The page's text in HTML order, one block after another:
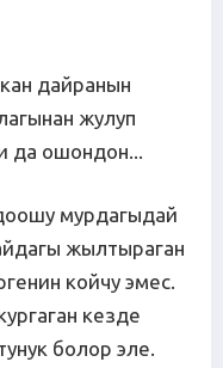
дайранын
жулуп
да ошондон...
мурдагыдай
жылтыраган
койчу эмес.
кезде
болор эле.